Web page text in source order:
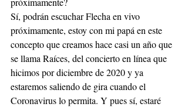
Sí, podrán escuchar Flecha en vivo
próximamente, estoy con mi papá en este
concepto que creamos hace casi un año que
se llama Raíces, del concierto en línea que
hicimos por diciembre de 2020 y ya
estaremos saliendo de gira cuando el
Coronavirus lo permita. Y pues sí, estaré